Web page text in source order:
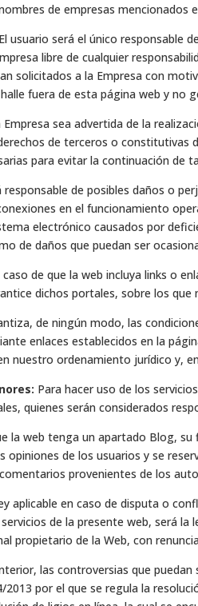
de empresas mencionados
El usuario será el único responsable
libre de cualquier
solicitados a la Empresa con
fuera de esta página web y no
Empresa sea advertida de la
de terceros o constitutivas
para evitar la continuación de
responsable de posibles daños o
en el funcionamiento
electrónico causados por
de daños que puedan ser
caso de que la web incluya links o
dichos portales, sobre los
de ningún modo, las
enlaces establecidos en la
nuestro ordenamiento jurídico y,
Para hacer uso de los
quienes serán considerados
la web tenga un apartado Blog,
opiniones de los usuarios y se
provenientes de los
aplicable en caso de disputa o
de la presente web, será la
propietario de la Web, con
las controversias que
2013 por el que se regula la